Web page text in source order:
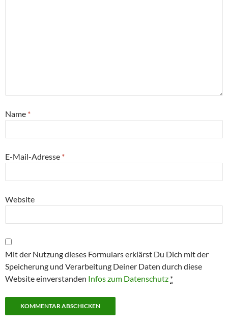
Name *
E-Mail-Adresse *
Website
Mit der Nutzung dieses Formulars erklärst Du Dich mit der
Speicherung und Verarbeitung Deiner Daten durch diese
Website einverstanden Infos zum Datenschutz *